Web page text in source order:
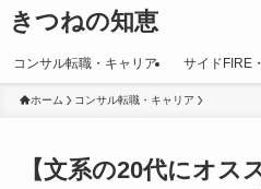
きつねの知恵
コンサル転職・キャリア サイドFIRE
ホーム コンサル転職・キャリア
【文系の20代にオス